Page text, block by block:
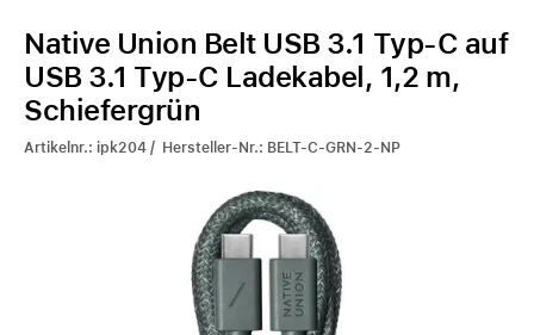
Native Union Belt USB 3.1 Typ-C auf
USB 3.1 Typ-C Ladekabel, 1,2 m,
Schiefergrün
Artikelnr.: ipk204 / Hersteller-Nr.: BELT-C-GRN-2-NP